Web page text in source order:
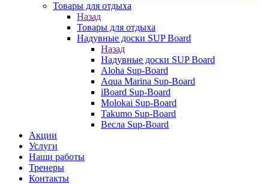
Товары для отдыха
Назад
Товары для отдыха
Надувные доски SUP Board
Назад
Надувные доски SUP Board
Aloha Sup-Board
Aqua Marina Sup-Board
iBoard Sup-Board
Molokai Sup-Board
Takumo Sup-Board
Весла Sup-Board
Акции
Услуги
Наши работы
Тренеры
Контакты